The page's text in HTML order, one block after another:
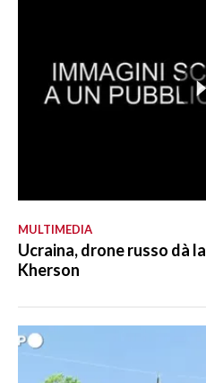
MULTIMEDIA
Ucraina, drone russo dà
Kherson